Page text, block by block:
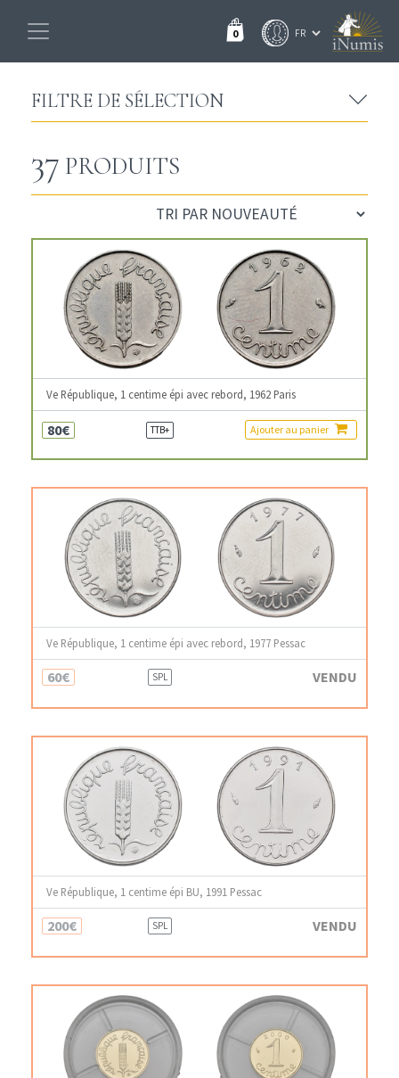
0
FILTRE DE SÉLECTION
37 PRODUITS
Ve République, 1 centime épi avec rebord, 1962 Paris
80€ TTB+ Ajouter au panier
Ve République, 1 centime épi avec rebord, 1977 Pessac
60€ SPL VENDU
Ve République, 1 centime épi BU, 1991 Pessac
200€ SPL VENDU